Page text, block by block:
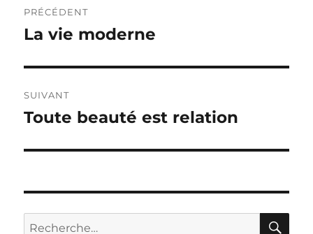
de
PRÉCÉDENT
Publication
La vie moderne
SUIVANT
Publication
Toute beauté est relation
Recherche